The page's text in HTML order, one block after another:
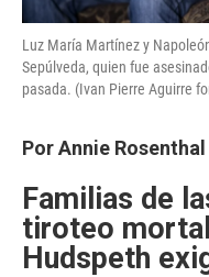
Luz María Martínez y
Sepúlveda, quien fue
pasada. (Ivan Pierre Aguirre
Por Annie Rosenthal
Familias de
tiroteo
Hudspeth